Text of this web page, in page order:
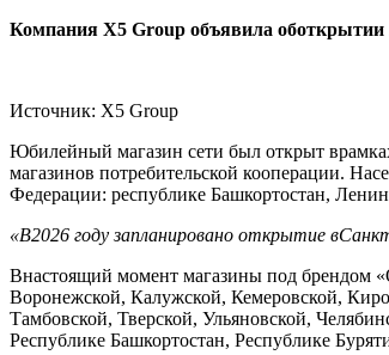
Компания X5 Group объявила оботкрытии
Источник: X5 Group
Юбилейный магазин сети был открыт
магазинов потребительской кооперации.
Федерации: республике Башкортостан,
«В2026 году запланировано открытие в
Внастоящий момент магазины под брендом
Воронежской, Калужской, Кемеровской,
Тамбовской, Тверской, Ульяновской,
Республике Башкортостан, Республике